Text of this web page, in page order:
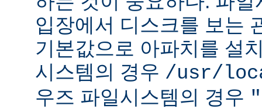
입장에서 디스크를 보는
기본값으로 아파치를 설
시스템의 경우 /usr/
우즈 파일시스템의 경우